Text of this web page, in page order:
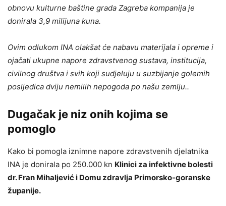
obnovu kulturne baštine grada Zagreba kompanija je
donirala 3,9 milijuna kuna.
Ovim odlukom INA olakšat će nabavu materijala i opreme i
ojačati ukupne napore zdravstvenog sustava, institucija,
civilnog društva i svih koji sudjeluju u suzbijanje golemih
posljedica dviju nemilih nepogoda po našu zemlju..
Dugačak je niz onih kojima se
pomoglo
Kako bi pomogla iznimne napore zdravstvenih djelatnika
INA je donirala po 250.000 kn Klinici za infektivne bolesti
dr. Fran Mihaljević i Domu zdravlja Primorsko-goranske
županije.